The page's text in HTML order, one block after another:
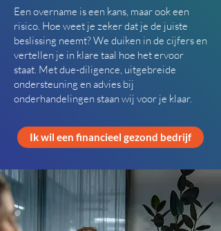
Een overname is een kans, maar ook een
risico. Hoe weet je zeker dat je de juiste
beslissing neemt? We duiken in de cijfers en
vertellen je in klare taal hoe het ervoor
staat. Met due-diligence, uitgebreide
ondersteuning en advies bij
onderhandelingen staan wij voor je klaar.
Ik wil een financieel gezond bedrijf